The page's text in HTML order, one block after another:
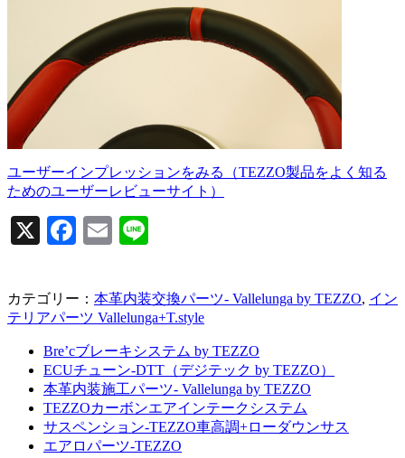
ユーザーインプレッションをみる（TEZZO製品をよく知る
ためのユーザーレビューサイト）
X Facebook
Email
カテゴリー： 本革内装交換パーツ- Vallelunga by TEZZO, イン
テリアパーツ Vallelunga+T.style
Bre’cブレーキシステム by TEZZO
ECUチューン-DTT（デジテック by TEZZO）
本革内装施工パーツ- Vallelunga by TEZZO
TEZZOカーボンエアインテークシステム
サスペンション-TEZZO車高調+ローダウンサス
エアロパーツ-TEZZO